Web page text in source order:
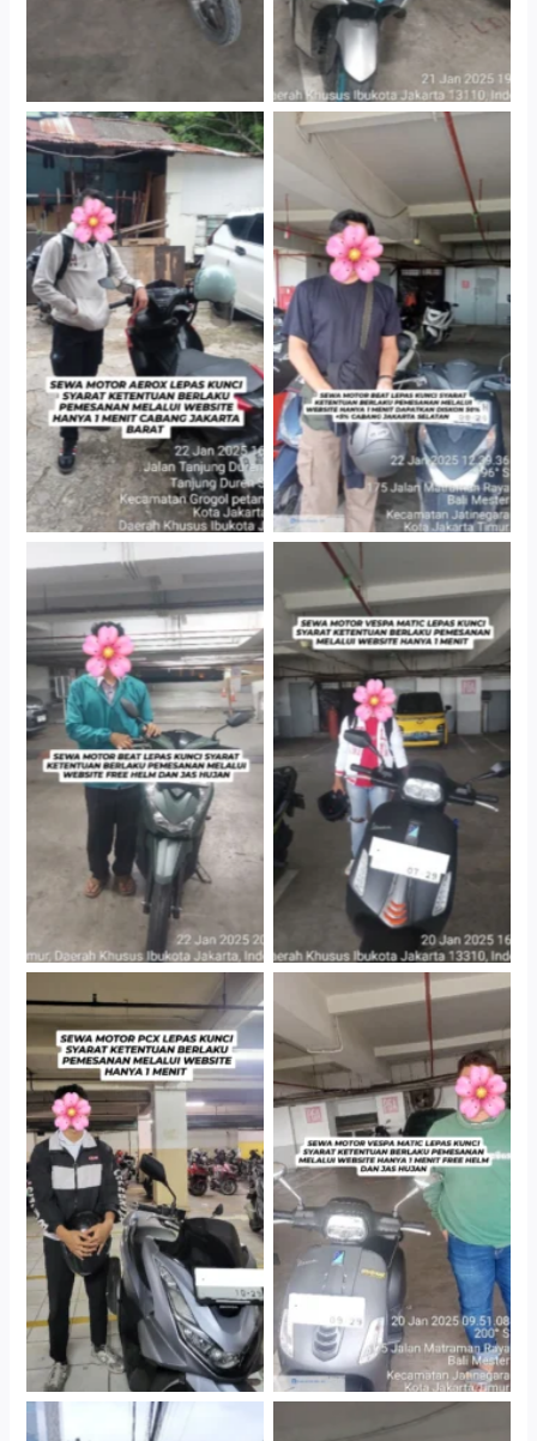
Cabang Jakarta Barat
Cityplaza Jatinegara
Gedung Parkir P6A
Cityplaza Jatinegara
Gedung Parkir P6A
Cityplaza Jatinegara
Gedung Parkir P6A
Hotel Kartika Chandra,
Jakarta Selatan
Cityplaza Jatinegara
Gedung Parkir P6A